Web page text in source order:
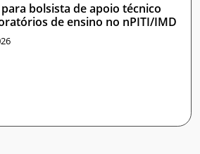
bolsista de apoio técnico
de ensino no nPITI/IMD